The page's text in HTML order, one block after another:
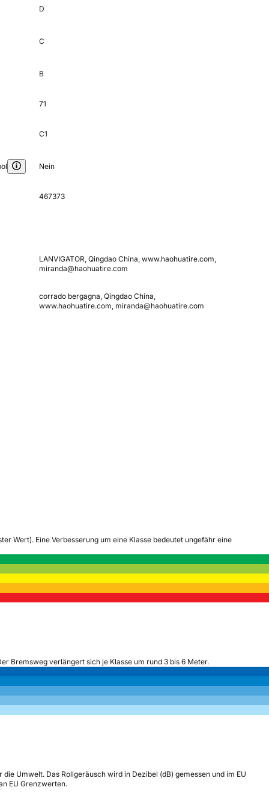
D
C
B
71
C1
Nein
467373
LANVIGATOR, Qingdao China, www.haohuatire.com,
miranda@haohuatire.com
corrado bergagna, Qingdao China,
www.haohuatire.com, miranda@haohuatire.com
Wert). Eine Verbesserung um eine Klasse bedeutet ungefähr eine
Bremsweg verlängert sich je Klasse um rund 3 bis 6 Meter.
Umwelt. Das Rollgeräusch wird in Dezibel (dB) gemessen und im EU
EU Grenzwerten.